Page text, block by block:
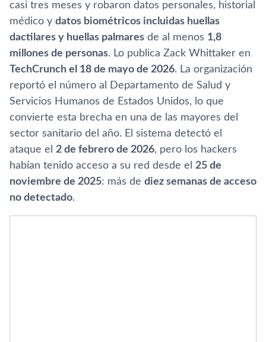
casi tres meses y robaron datos personales, historial
médico y datos biométricos incluidas huellas
dactilares y huellas palmares de al menos 1,8
millones de personas. Lo publica Zack Whittaker en
TechCrunch el 18 de mayo de 2026. La organización
reportó el número al Departamento de Salud y
Servicios Humanos de Estados Unidos, lo que
convierte esta brecha en una de las mayores del
sector sanitario del año. El sistema detectó el
ataque el 2 de febrero de 2026, pero los hackers
habían tenido acceso a su red desde el 25 de
noviembre de 2025: más de diez semanas de acceso
no detectado.